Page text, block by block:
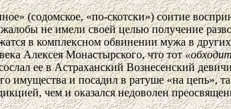
(содомское, «по-скотски») соитие
не имели своей целью получение
в комплексном обвинении мужа в
Алексея Монастырского, что тот
ее в Астраханский Вознесенский
имущества и посадил в ратуше «на цепь»,
чем и оказался недоволен